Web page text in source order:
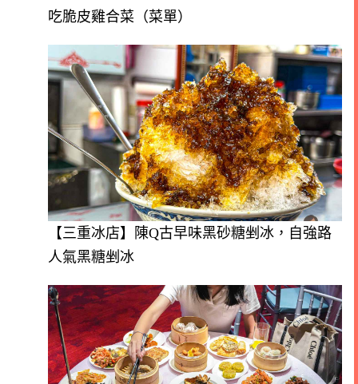
吃脆皮雞合菜（菜單）
【三重冰店】陳Q古早味黑砂糖剉冰，自強路
人氣黑糖剉冰